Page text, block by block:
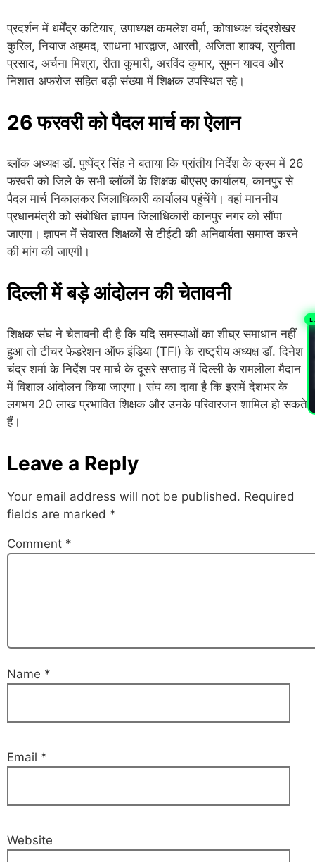
प्रदर्शन में धर्मेंद्र कटियार, उपाध्यक्ष कमलेश वर्मा, कोषाध्यक्ष चंद्रशेखर
कुरिल, नियाज अहमद, साधना भारद्वाज, आरती, अजिता शाक्य, सुनीता
प्रसाद, अर्चना मिश्रा, रीता कुमारी, अरविंद कुमार, सुमन यादव और
निशात अफरोज सहित बड़ी संख्या में शिक्षक उपस्थित रहे।
26 फरवरी को पैदल मार्च का ऐलान
ब्लॉक अध्यक्ष डॉ. पुष्पेंद्र सिंह ने बताया कि प्रांतीय निर्देश के क्रम में 26
फरवरी को जिले के सभी ब्लॉकों के शिक्षक बीएसए कार्यालय, कानपुर से
पैदल मार्च निकालकर जिलाधिकारी कार्यालय पहुंचेंगे। वहां माननीय
प्रधानमंत्री को संबोधित ज्ञापन जिलाधिकारी कानपुर नगर को सौंपा
जाएगा। ज्ञापन में सेवारत शिक्षकों से टीईटी की अनिवार्यता समाप्त करने
की मांग की जाएगी।
दिल्ली में बड़े आंदोलन की चेतावनी
शिक्षक संघ ने चेतावनी दी है कि यदि समस्याओं का शीघ्र समाधान नहीं
हुआ तो टीचर फेडरेशन ऑफ इंडिया (TFI) के राष्ट्रीय अध्यक्ष डॉ. दिनेश
चंद्र शर्मा के निर्देश पर मार्च के दूसरे सप्ताह में दिल्ली के रामलीला मैदान
में विशाल आंदोलन किया जाएगा। संघ का दावा है कि इसमें देशभर के
लगभग 20 लाख प्रभावित शिक्षक और उनके परिवारजन शामिल हो सकते
हैं।
Leave a Reply
Your email address will not be published. Required
fields are marked *
Comment *
Name *
Email *
Website